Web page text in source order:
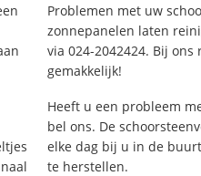
Problemen met uw
zonnepanelen laten
via 024-2042424. Bij
gemakkelijk!
Heeft u een probleem
bel ons. De
elke dag bij u in de
te herstellen.